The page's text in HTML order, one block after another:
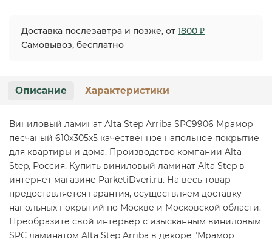
Доставка послезавтра и позже, от 1800 ₽
Самовывоз, бесплатно
Описание Характеристики
Виниловый ламинат Alta Step Arriba SPC9906 Мрамор
песчаный 610x305x5 качественное напольное покрытие
для квартиры и дома. Производство компании Alta
Step, Россия. Купить виниловый ламинат Alta Step в
интернет магазине ParketiDveri.ru. На весь товар
предоставляется гарантия, осуществляем доставку
напольных покрытий по Москве и Московской области.
Преобразите свой интерьер с изысканным виниловым
SPC ламинатом Alta Step Arriba в декоре "Мрамор